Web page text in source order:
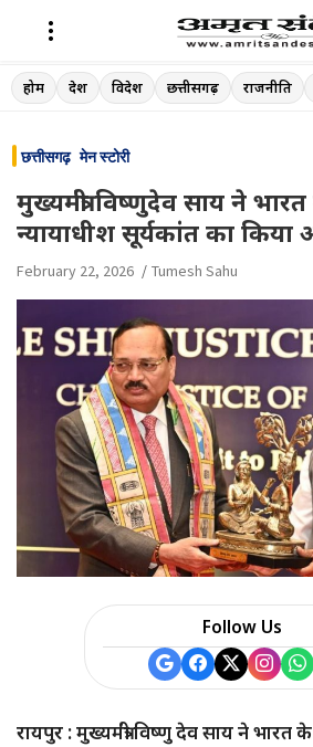
Skip
to
होम देश विदेश छत्तीसगढ़ राजनीति
छत्तीसगढ़ मेन स्टोरी
मुख्यमंत्री विष्णुदेव साय ने
न्यायाधीश सूर्यकांत का किया
February 22, 2026 Tumesh Sahu
Follow Us
रायपुर : मुख्यमंत्री विष्णु देव साय ने भारत